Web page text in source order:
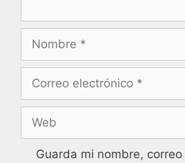
Guarda mi nombre,